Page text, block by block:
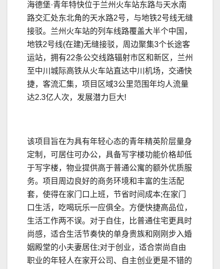
海德堡·青年特快位于兰州火车站东路与天水南
路交汇处东北角的天水路2号，与地铁2号线无缝
接驳。兰州火车站的列车线路覆盖大半个中国，
地铁2号线(在建)无缝接驳，周边聚集3个长途客
运站，拥有22条公交线路辐射市区和新区，兰州
至中川城际高铁从火车站直达中川机场，交通快
捷，客流汇集，项目区域3公里范围年均人流量
达2.3亿人次，发展潜力巨大!
该项目旨在为具有年轻心态的青年精英阶层量身
定制，可居住可办公，具备写字楼功能价格却低
于写字楼，物业提供高于普通公寓的额外优质服
务。项目周边良好的商务环境和丰富的生活配
套，使得在家门口上班，节省时间成本;在家门
口生活，吃喝玩乐一应俱全。方便快捷高品位，
生活工作两不误。对于自住，比普通住宅更具时
尚感，适合生活节奏快的单身贵族和刚刚步入婚
姻殿堂的小夫妻居住;对于创业，适合崇尚自由
职业的年轻人在家开公司、自主创业更是不错的